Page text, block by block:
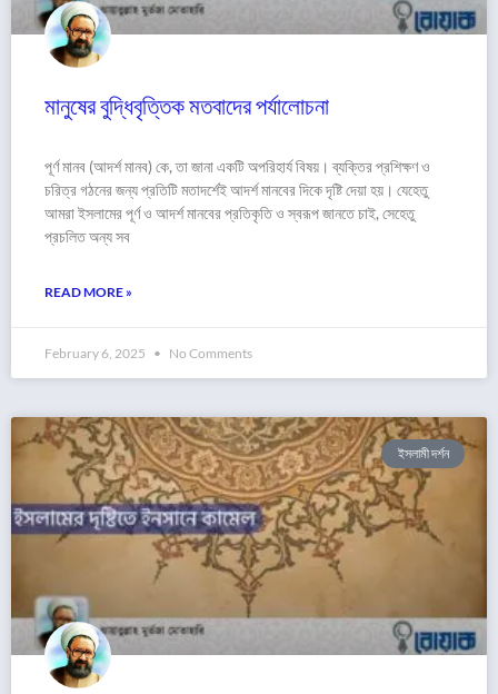
মানুষের বুদ্ধিবৃত্তিক মতবাদের পর্যালোচনা
পূর্ণ মানব (আদর্শ মানব) কে, তা জানা একটি অপরিহার্য বিষয়। ব্যক্তির প্রশিক্ষণ ও
চরিত্র গঠনের জন্য প্রতিটি মতাদর্শেই আদর্শ মানবের দিকে দৃষ্টি দেয়া হয়। যেহেতু
আমরা ইসলামের পূর্ণ ও আদর্শ মানবের প্রতিকৃতি ও স্বরূপ জানতে চাই, সেহেতু
প্রচলিত অন্য সব
READ MORE »
February 6, 2025 No Comments
ইসলামী দর্শন